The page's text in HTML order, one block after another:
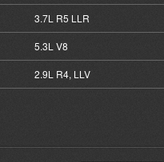
3.7L R5 LLR
5.3L V8
2.9L R4, LLV